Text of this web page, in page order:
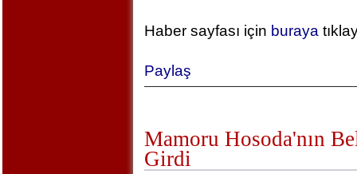
Haber sayfası için buraya
Paylaş
Mamoru Hosoda'nın
Girdi